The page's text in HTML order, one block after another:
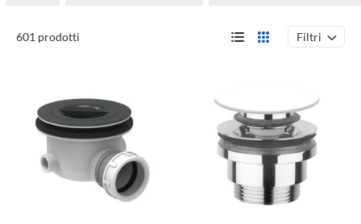
601 prodotti Filtri